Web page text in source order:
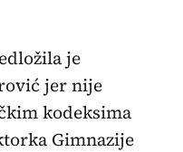
je
jer nije
kodeksima
Gimnazije